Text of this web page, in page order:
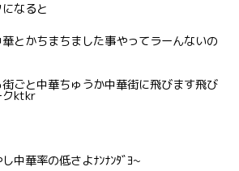
なると
とかちまちました事やってラーんないの
ごと中華ちゅうか中華街に飛びます飛び
クktkr
中華率の低さよﾅﾝﾅﾝﾀﾞﾖ~